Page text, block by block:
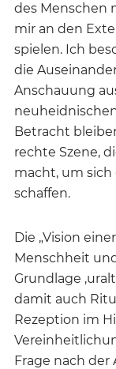
des Menschen
mir an den
spielen. Ich
die
Anschauung
Betracht
rechte Szene,
macht, um
schaffen.
Die „Vision
Menschheit
Grundlage
damit auch
Rezeption im
Frage nach